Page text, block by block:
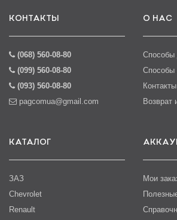
КОНТАКТЫ
(068) 560-08-80
(099) 560-08-80
(093) 560-08-80
pagcomua@gmail.com
О НАС
Способы
Способы
Контакты
Возврат
КАТАЛОГ
ЗАЗ
Chevrolet
Renault
Мои